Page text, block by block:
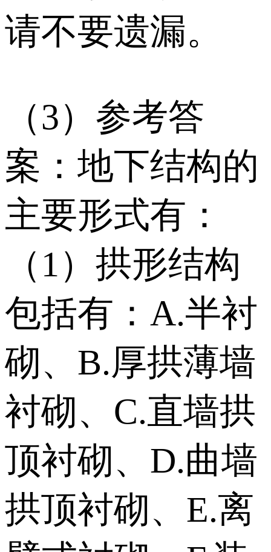
请不要遗漏。
（3）参考答
案：地下结构的
主要形式有：
（1）拱形结构
包括有：A.半衬
砌、B.厚拱薄墙
衬砌、C.直墙拱
顶衬砌、D.曲墙
拱顶衬砌、E.离